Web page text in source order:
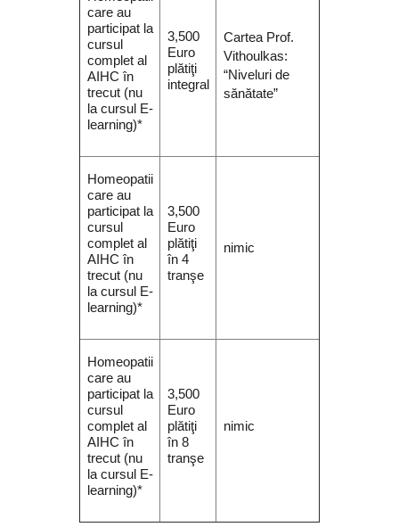
care au
participat la
cursul
complet al
AIHC în
trecut (nu
la cursul E-
learning)*
3,500
Euro
plătiţi
integral
Cartea Prof.
Vithoulkas:
“Niveluri de
sănătate”
Homeopatii
care au
participat la
cursul
complet al
AIHC în
trecut (nu
la cursul E-
learning)*
3,500
Euro
plătiţi
în 4
tranşe
nimic
Homeopatii
care au
participat la
cursul
complet al
AIHC în
trecut (nu
la cursul E-
learning)*
3,500
Euro
plătiţi
în 8
tranşe
nimic